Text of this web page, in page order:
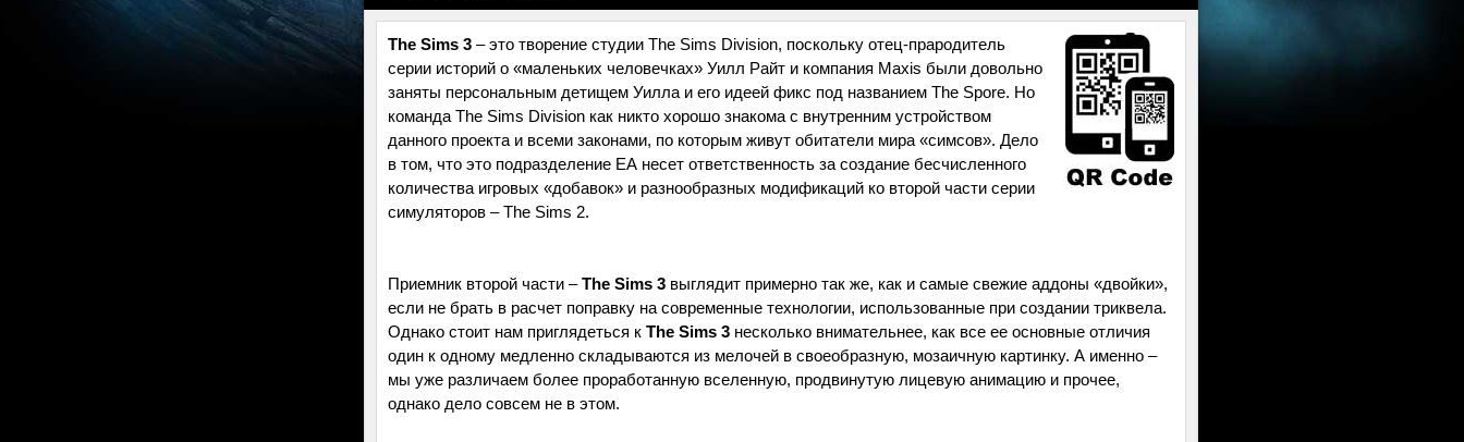
The Sims 3 – это творение студии The Sims Division, поскольку отец-прародитель
серии историй о «маленьких человечках» Уилл Райт и компания Maxis были довольно
заняты персональным детищем Уилла и его идеей фикс под названием The Spore. Но
команда The Sims Division как никто хорошо знакома с внутренним устройством
данного проекта и всеми законами, по которым живут обитатели мира «симсов». Дело
в том, что это подразделение ЕА несет ответственность за создание бесчисленного
количества игровых «добавок» и разнообразных модификаций ко второй части серии
симуляторов – The Sims 2.
Приемник второй части –The Sims 3 выглядит примерно так же, как и самые свежие аддоны «двойки»,
если не брать в расчет поправку на современные технологии, использованные при создании триквела.
Однако стоит нам приглядеться к The Sims 3 несколько внимательнее, как все ее основные отличия
один к одному медленно складываются из мелочей в своеобразную, мозаичную картинку. А именно –
мы уже различаем более проработанную вселенную, продвинутую лицевую анимацию и прочее,
однако дело совсем не в этом.